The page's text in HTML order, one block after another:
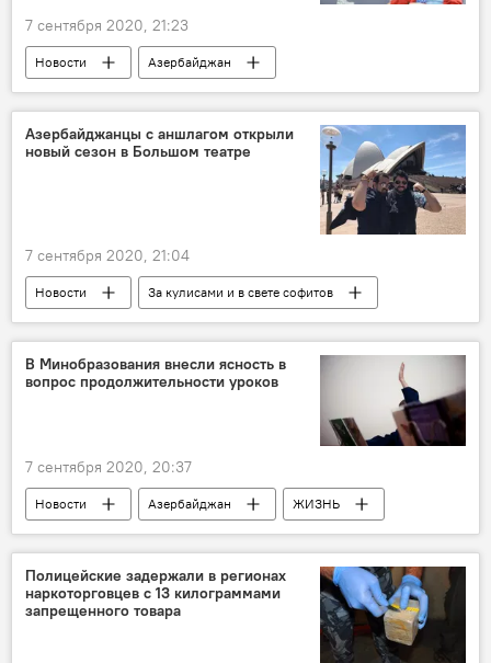
7 сентября 2020, 21:23
Новости
Азербайджан
Новости мира
Спорт
ЖИЗНЬ
Сборная
футбол
Кипр
Лига наций
Азербайджанцы с аншлагом открыли
новый сезон в Большом театре
7 сентября 2020, 21:04
Новости
За кулисами и в свете софитов
Россия
Культура
ЖИЗНЬ
Эльчин Азизов
Большой театр России
концерт
В Минобразования внесли ясность в
вопрос продолжительности уроков
7 сентября 2020, 20:37
Новости Азербайджан
ЖИЗНЬ
Министерство образования АР
Урок
Продолжительность
Полицейские задержали в регионах
наркоторговцев с 13 килограммами
запрещенного товара